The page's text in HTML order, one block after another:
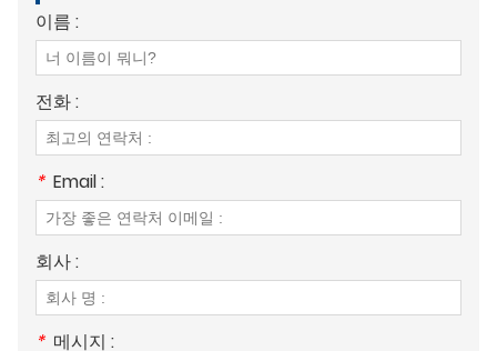
이름 :
전화 :
* Email :
회사 :
* 메시지 :